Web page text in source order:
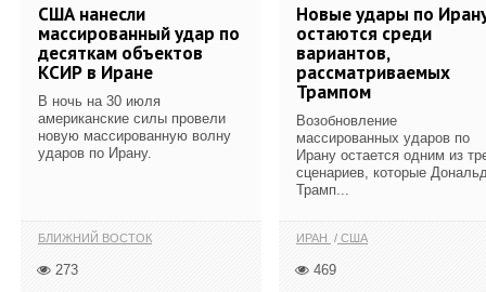
США нанесли
массированный удар по
десяткам объектов
КСИР в Иране
В ночь на 30 июля
американские силы провели
новую массированную волну
ударов по Ирану.
БЛИЖНИЙ ВОСТОК
273
Новые удары по
остаются среди
вариантов,
рассматриваемых
Трампом
Возобновление
массированных ударов по
Ирану остается одним из
сценариев, которые
Трамп...
ИРАН США
469